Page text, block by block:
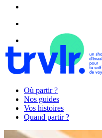
Où partir ?
Nos guides
Vos histoires
Quand partir ?